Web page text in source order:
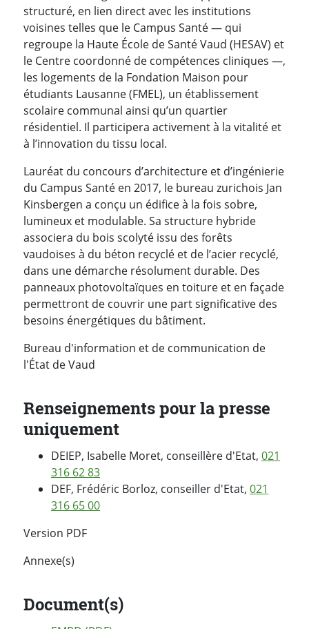
structuré, en lien direct avec les institutions
voisines telles que le Campus Santé — qui
regroupe la Haute École de Santé Vaud (HESAV) et
le Centre coordonné de compétences cliniques —,
les logements de la Fondation Maison pour
étudiants Lausanne (FMEL), un établissement
scolaire communal ainsi qu’un quartier
résidentiel. Il participera activement à la vitalité et
à l’innovation du tissu local.
Lauréat du concours d’architecture et d’ingénierie
du Campus Santé en 2017, le bureau zurichois Jan
Kinsbergen a conçu un édifice à la fois sobre,
lumineux et modulable. Sa structure hybride
associera du bois scolyté issu des forêts
vaudoises à du béton recyclé et de l’acier recyclé,
dans une démarche résolument durable. Des
panneaux photovoltaïques en toiture et en façade
permettront de couvrir une part significative des
besoins énergétiques du bâtiment.
Bureau d'information et de communication de
l'État de Vaud
Renseignements pour la presse
uniquement
DEIEP, Isabelle Moret, conseillère d'Etat, 021
316 62 83
DEF, Frédéric Borloz, conseiller d'Etat, 021
316 65 00
Version PDF
Annexe(s)
Document(s)